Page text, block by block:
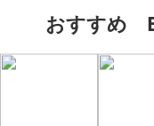
おすすめ